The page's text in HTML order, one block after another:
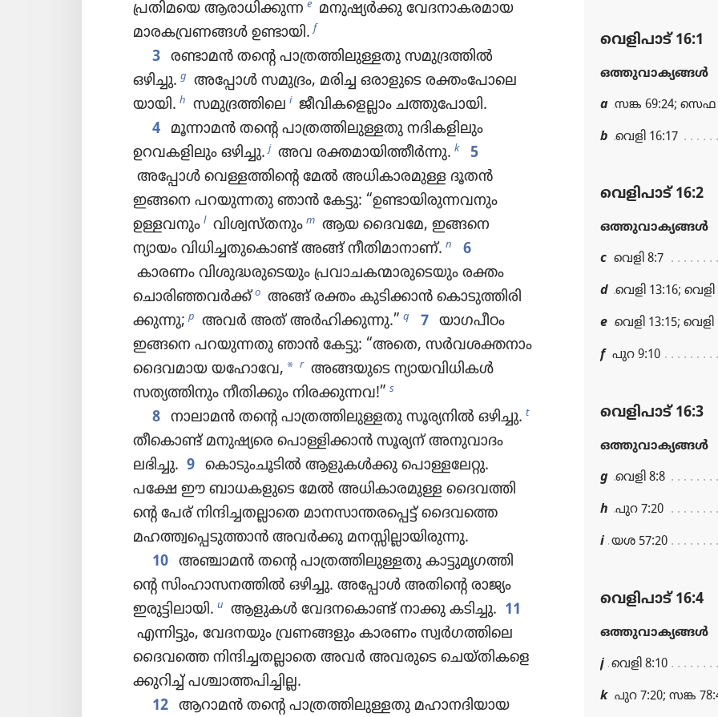
പ്രതി​മയെ ആരാധിക്കുന്ന e
മനുഷ്യർക്കു വേദനാ​ക​ര​മായ
മാരകവ്ര​ണങ്ങൾ ഉണ്ടായി. f
3 രണ്ടാമൻ തന്റെ പാത്ര​ത്തി​ലു​ള്ളതു സമു​ദ്ര​ത്തിൽ
ഒഴിച്ചു. g
അപ്പോൾ സമുദ്രം, മരിച്ച ഒരാളു​ടെ രക്തം​പോലെ​
യാ​യി. h സമുദ്രത്തിലെ i ജീവി​കളെ​ല്ലാം ചത്തു​പോ​യി.
4 മൂന്നാമൻ തന്റെ പാത്ര​ത്തി​ലു​ള്ളതു നദിക​ളി​ലും
ഉറവക​ളി​ലും ഒഴിച്ചു. j അവ രക്തമാ​യി​ത്തീർന്നു. k
5
അപ്പോൾ വെള്ളത്തി​ന്റെ മേൽ അധികാ​ര​മുള്ള ദൂതൻ
ഇങ്ങനെ പറയു​ന്നതു ഞാൻ കേട്ടു: “ഉണ്ടായി​രു​ന്ന​വ​നും
ഉള്ളവനും l വിശ്വസ്‌തനും m ആയ ദൈവമേ, ഇങ്ങനെ
ന്യായം വിധി​ച്ച​തുകൊണ്ട്‌ അങ്ങ്‌ നീതി​മാ​നാണ്‌. n
6
കാരണം വിശു​ദ്ധ​രുടെ​യും പ്രവാ​ച​ക​ന്മാ​രുടെ​യും രക്തം
ചൊരിഞ്ഞവർക്ക്‌ o അങ്ങ്‌ രക്തം കുടി​ക്കാൻ കൊടു​ത്തി​രി​
ക്കു​ന്നു; p അവർ അത്‌ അർഹി​ക്കു​ന്നു.” q 7 യാഗപീഠം
ഇങ്ങനെ പറയു​ന്നതു ഞാൻ കേട്ടു: “അതെ, സർവശ​ക്ത​നാം
ദൈവ​മായ യഹോവേ, * r അങ്ങയുടെ ന്യായ​വി​ധി​കൾ
സത്യത്തി​നും നീതി​ക്കും നിരക്കു​ന്നവ!” s
8 നാലാമൻ തന്റെ പാത്ര​ത്തി​ലു​ള്ളതു സൂര്യ​നിൽ ഒഴിച്ചു. t
തീകൊ​ണ്ട്‌ മനുഷ്യ​രെ പൊള്ളി​ക്കാൻ സൂര്യന്‌ അനുവാ​ദം
ലഭിച്ചു. 9 കൊടുംചൂടിൽ ആളുകൾക്കു പൊള്ള​ലേറ്റു.
പക്ഷേ ഈ ബാധക​ളു​ടെ മേൽ അധികാ​ര​മുള്ള ദൈവ​ത്തി​
ന്റെ പേര്‌ നിന്ദി​ച്ച​ത​ല്ലാ​തെ മാനസാ​ന്ത​രപ്പെട്ട്‌ ദൈവത്തെ
മഹത്ത്വപ്പെ​ടു​ത്താൻ അവർക്കു മനസ്സി​ല്ലാ​യി​രു​ന്നു.
10 അഞ്ചാമൻ തന്റെ പാത്ര​ത്തി​ലു​ള്ളതു കാട്ടു​മൃ​ഗ​ത്തി​
ന്റെ സിംഹാ​സ​ന​ത്തിൽ ഒഴിച്ചു. അപ്പോൾ അതിന്റെ രാജ്യം
ഇരുട്ടി​ലാ​യി. u ആളുകൾ വേദന​കൊ​ണ്ട്‌ നാക്കു കടിച്ചു. 11
എന്നിട്ടും, വേദന​യും വ്രണങ്ങ​ളും കാരണം സ്വർഗ​ത്തി​ലെ
ദൈവത്തെ നിന്ദി​ച്ച​ത​ല്ലാ​തെ അവർ അവരുടെ ചെയ്‌തി​കളെ​
ക്കു​റിച്ച്‌ പശ്ചാത്ത​പി​ച്ചില്ല.
12 ആറാമൻ തന്റെ പാത്ര​ത്തി​ലു​ള്ളതു മഹാന​ദി​യായ
വെളിപാട്‌ 16:1
ഒത്തുവാക്യങ്ങള്‍
a സങ്ക 69:24; സെഫ
b വെളി 16:17
വെളിപാട്‌ 16:2
ഒത്തുവാക്യങ്ങള്‍
c വെളി 8:7
d വെളി 13:16; വെളി
e വെളി 13:15; വെളി
f പുറ 9:10
വെളിപാട്‌ 16:3
ഒത്തുവാക്യങ്ങള്‍
g വെളി 8:8
h പുറ 7:20
i യശ 57:20
വെളിപാട്‌ 16:4
ഒത്തുവാക്യങ്ങള്‍
j വെളി 8:10
k പുറ 7:20; സങ്ക